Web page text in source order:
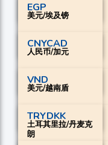
EGP
美元/埃及镑
CNYCAD
人民币/加元
VND
美元/越南盾
TRYDKK
土耳其里拉/丹麦克
朗